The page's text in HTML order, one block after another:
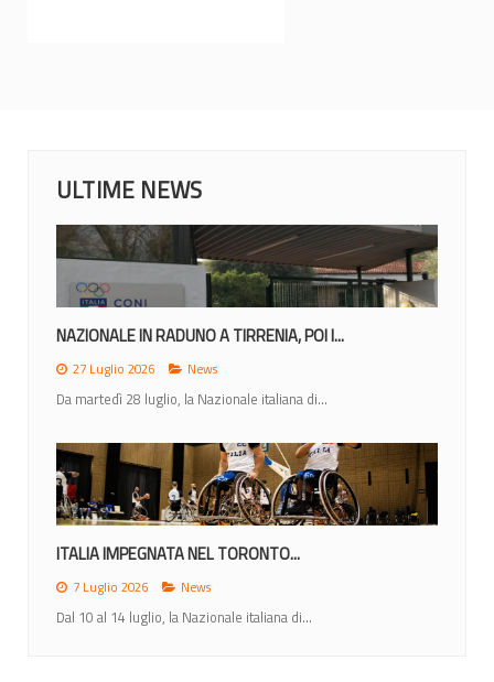
ULTIME NEWS
NAZIONALE IN RADUNO A TIRRENIA, POI I...
27 Luglio 2026 News
Da martedì 28 luglio, la Nazionale italiana di...
ITALIA IMPEGNATA NEL TORONTO...
7 Luglio 2026 News
Dal 10 al 14 luglio, la Nazionale italiana di...